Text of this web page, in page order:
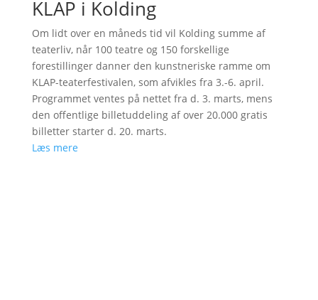
KLAP i Kolding
Om lidt over en måneds tid vil Kolding summe af
teaterliv, når 100 teatre og 150 forskellige
forestillinger danner den kunstneriske ramme om
KLAP-teaterfestivalen, som afvikles fra 3.-6. april.
Programmet ventes på nettet fra d. 3. marts, mens
den offentlige billetuddeling af over 20.000 gratis
billetter starter d. 20. marts.
Læs mere